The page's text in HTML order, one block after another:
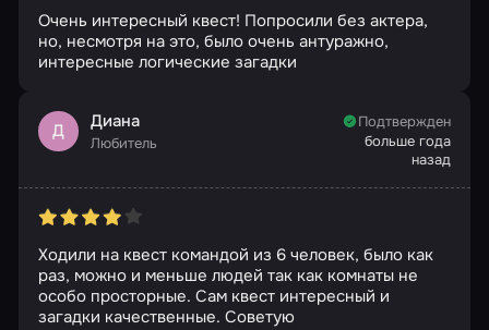
Очень интересный квест! Попросили без актера,
но, несмотря на это, было очень антуражно,
интересные логические загадки
Д Диана
Любитель
Подтвержден
больше года
назад
Ходили на квест командой из 6 человек, было как
раз, можно и меньше людей так как комнаты не
особо просторные. Сам квест интересный и
загадки качественные. Советую